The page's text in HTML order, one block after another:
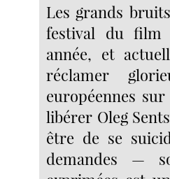
Les grands
festival du film
année, et
réclamer
européennes
libérer Oleg
être de se
demandes —